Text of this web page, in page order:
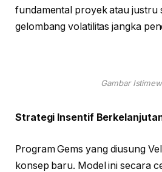
fundamental proyek atau justru
gelombang volatilitas jangka
Gambar
Strategi Insentif
Program Gems yang diusung
konsep baru. Model ini secara